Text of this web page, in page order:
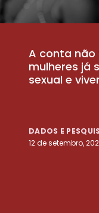
A conta não
mulheres já
sexual e
DADOS E
12 de setembro,